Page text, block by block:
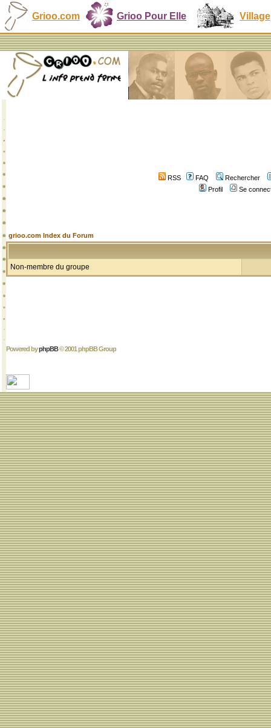
Grioo.com Grioo Pour Elle Village
RSS FAQ
Rechercher
Profil
Se
grioo.com Index du Forum
Non-membre du groupe
Powered byphpBB© 2001 phpBB Group